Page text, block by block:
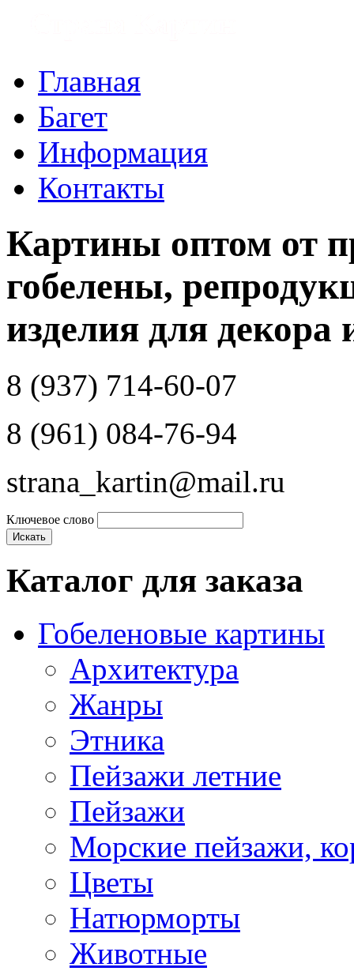
Главная
Багет
Информация
Контакты
Картины оптом от
гобелены,
изделия для декора
8 (937) 714-60-07
8 (961) 084-76-94
strana_kartin@mail.ru
Ключевое слово
Каталог для заказа
Гобеленовые картины
Архитектура
Жанры
Этника
Пейзажи летние
Пейзажи
Морские пейзажи,
Цветы
Натюрморты
Животные